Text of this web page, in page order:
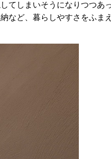
てしまいそうになりつつあ
ど、暮らしやすさをふま